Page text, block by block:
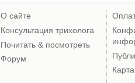
О сайте
Консультация трихолога
Почитать & посмотреть
Форум